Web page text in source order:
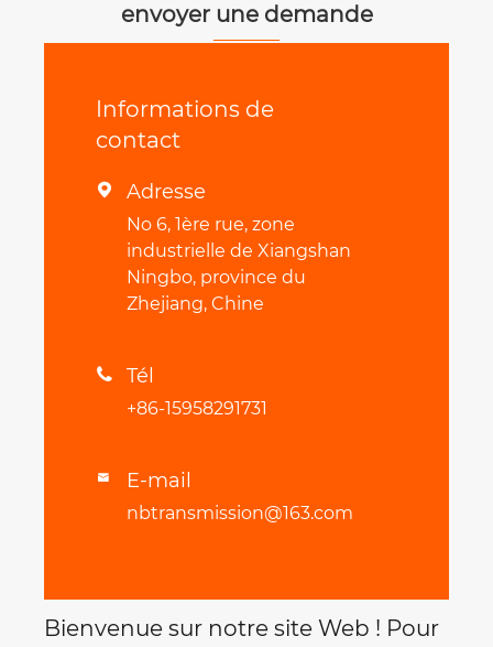
envoyer une demande
Informations de
contact
 Adresse
No 6, 1ère rue, zone
industrielle de Xiangshan
Ningbo, province du
Zhejiang, Chine
 Tél
+86-15958291731
 E-mail
nbtransmission@163.com
Bienvenue sur notre site Web ! Pour